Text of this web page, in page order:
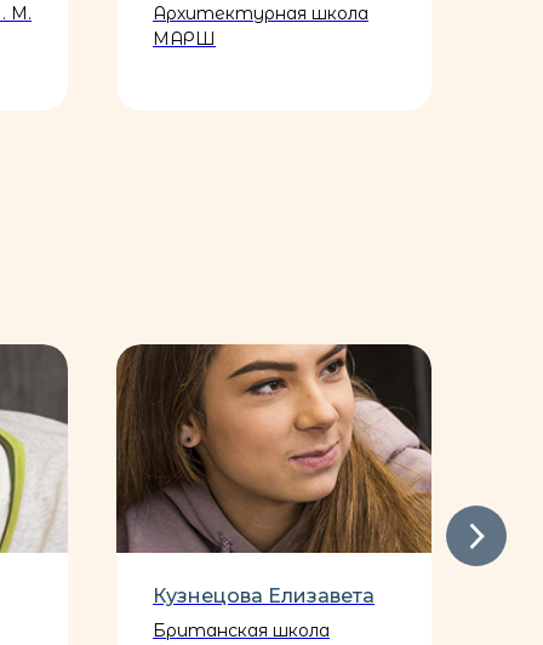
М.
Архитектурная школа
МАРШ
Кузнецова Елизавета
Британская школа